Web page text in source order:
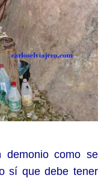
como se
sí que debe tener